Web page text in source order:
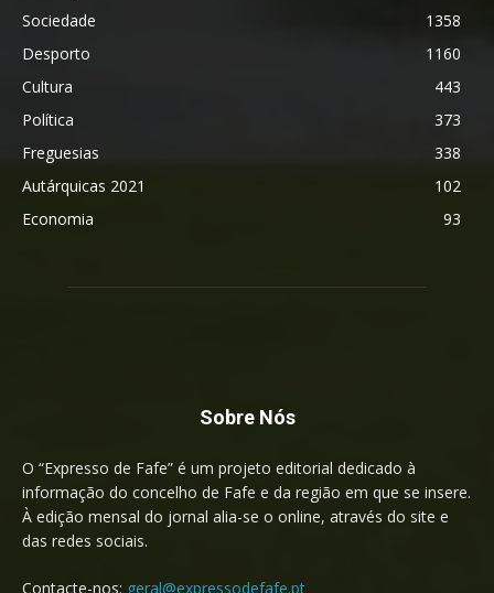
Sociedade
1358
Desporto
1160
Cultura
443
Política
373
Freguesias
338
Autárquicas 2021
102
Economia
93
Sobre Nós
O “Expresso de Fafe” é um projeto editorial dedicado à
informação do concelho de Fafe e da região em que se insere.
À edição mensal do jornal alia-se o online, através do site e
das redes sociais.
Contacte-nos: geral@expressodefafe.pt